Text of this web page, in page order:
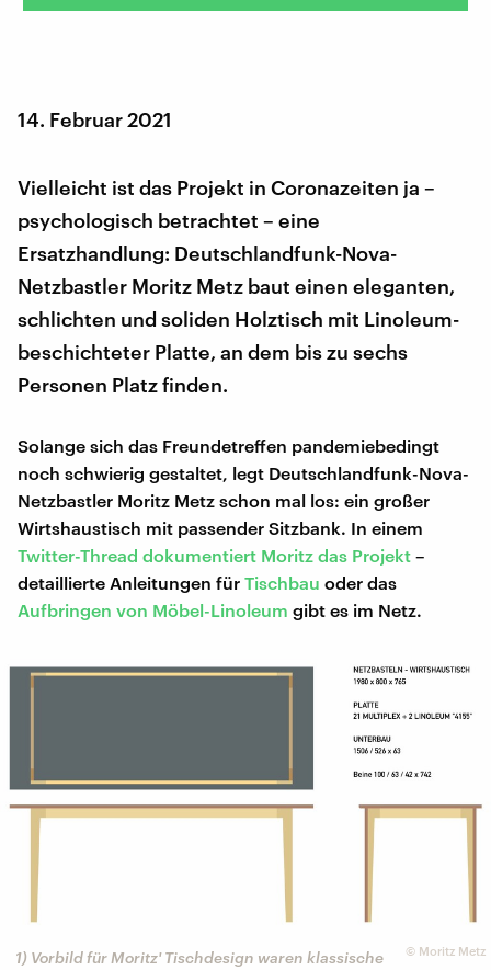
14. Februar 2021
Vielleicht ist das Projekt in Coronazeiten ja –
psychologisch betrachtet – eine
Ersatzhandlung: Deutschlandfunk-Nova-
Netzbastler Moritz Metz baut einen eleganten,
schlichten und soliden Holztisch mit Linoleum-
beschichteter Platte, an dem bis zu sechs
Personen Platz finden.
Solange sich das Freundetreffen pandemiebedingt
noch schwierig gestaltet, legt Deutschlandfunk-Nova-
Netzbastler Moritz Metz schon mal los: ein großer
Wirtshaustisch mit passender Sitzbank. In einem
Twitter-Thread dokumentiert Moritz das Projekt –
detaillierte Anleitungen für Tischbau oder das
Aufbringen von Möbel-Linoleum gibt es im Netz.
© Moritz Metz
1) Vorbild für Moritz' Tischdesign waren klassische